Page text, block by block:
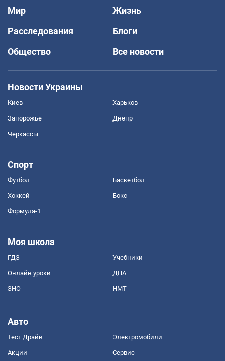
Мир
Жизнь
Расследования
Блоги
Общество
Все новости
Новости Украины
Киев Харьков
Запорожье Днепр
Черкассы
Спорт
Футбол Баскетбол
Хоккей Бокс
Формула-1
Моя школа
ГДЗ Учебники
Онлайн уроки ДПА
ЗНО НМТ
Авто
Тест Драйв Электромобили
Акции Сервис